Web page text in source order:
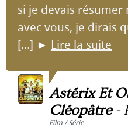
si je devais
avec vous, je dirais
[...] ► Lire la suite
Astérix Et
Cléopâtre-
Film / Série